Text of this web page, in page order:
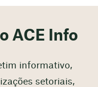
ACE Info
informativo,
setoriais,